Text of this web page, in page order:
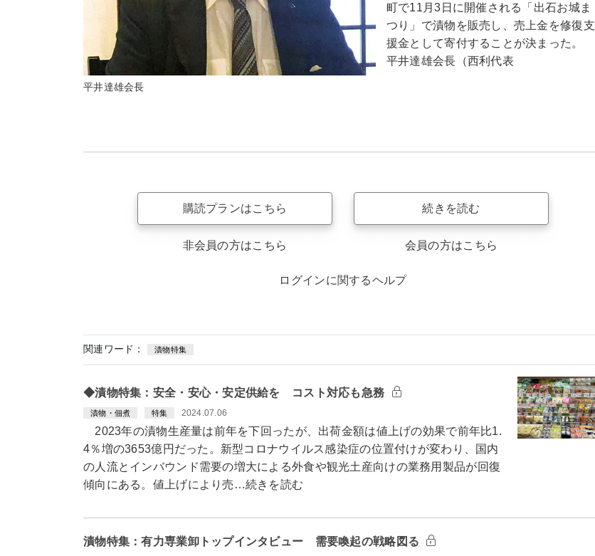
平井達雄会長
町で11月3日に開催される「出石お城ま
つり」で漬物を販売し、売上金を修復支
援金として寄付することが決まった。
平井達雄会長（西利代表
購読プランはこちら
非会員の方はこちら
続きを読む
会員の方はこちら
ログインに関するヘルプ
関連ワード： 漬物特集
◆漬物特集：安全・安心・安定供給を コスト対応も急務
漬物・佃煮 特集 2024.07.06
2023年の漬物生産量は前年を下回ったが、出荷金額は値上げの効果で前年比1.
4％増の3653億円だった。新型コロナウイルス感染症の位置付けが変わり、国内
の人流とインバウンド需要の増大による外食や観光土産向けの業務用製品が回復
傾向にある。値上げにより売…続きを読む
漬物特集：有力専業卸トップインタビュー 需要喚起の戦略図る